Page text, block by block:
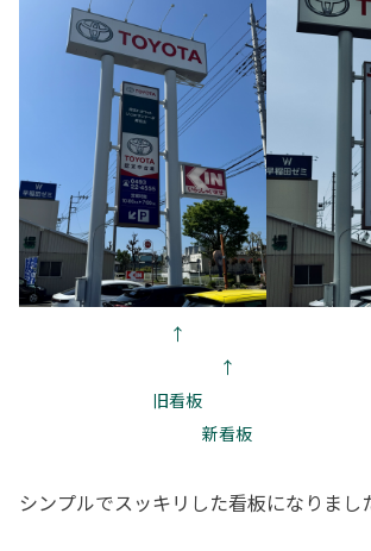
↑
旧看
新看板
シンプルでスッキリした看板になりまし